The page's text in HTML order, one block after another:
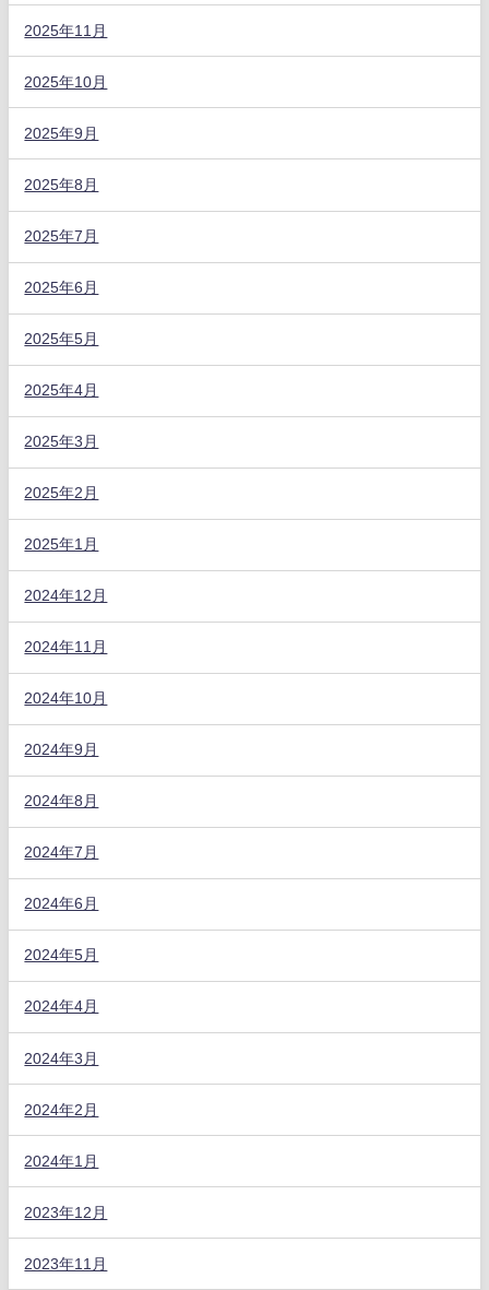
2025年11月
2025年10月
2025年9月
2025年8月
2025年7月
2025年6月
2025年5月
2025年4月
2025年3月
2025年2月
2025年1月
2024年12月
2024年11月
2024年10月
2024年9月
2024年8月
2024年7月
2024年6月
2024年5月
2024年4月
2024年3月
2024年2月
2024年1月
2023年12月
2023年11月